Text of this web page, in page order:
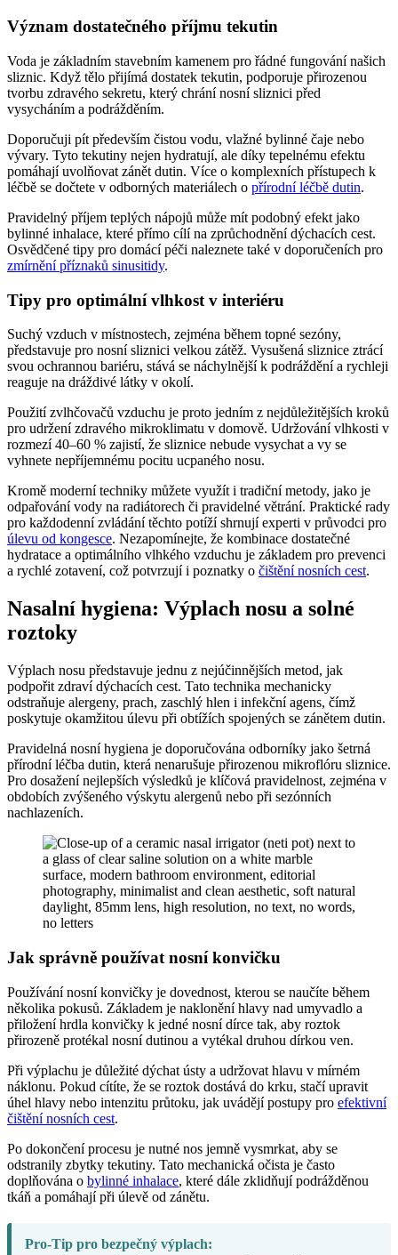
Význam dostatečného příjmu tekutin
Voda je základním stavebním kamenem pro řádné fungování našich
sliznic. Když tělo přijímá dostatek tekutin, podporuje přirozenou
tvorbu zdravého sekretu, který chrání nosní sliznici před
vysycháním a podrážděním.
Doporučuji pít především čistou vodu, vlažné bylinné čaje nebo
vývary. Tyto tekutiny nejen hydratují, ale díky tepelnému efektu
pomáhají uvolňovat zánět dutin. Více o komplexních přístupech k
léčbě se dočtete v odborných materiálech o přírodní léčbě dutin.
Pravidelný příjem teplých nápojů může mít podobný efekt jako
bylinné inhalace, které přímo cílí na zprůchodnění dýchacích cest.
Osvědčené tipy pro domácí péči naleznete také v doporučeních pro
zmírnění příznaků sinusitidy.
Tipy pro optimální vlhkost v interiéru
Suchý vzduch v místnostech, zejména během topné sezóny,
představuje pro nosní sliznici velkou zátěž. Vysušená sliznice ztrácí
svou ochrannou bariéru, stává se náchylnější k podráždění a rychleji
reaguje na dráždivé látky v okolí.
Použití zvlhčovačů vzduchu je proto jedním z nejdůležitějších kroků
pro udržení zdravého mikroklimatu v domově. Udržování vlhkosti v
rozmezí 40–60 % zajistí, že sliznice nebude vysychat a vy se
vyhnete nepříjemnému pocitu ucpaného nosu.
Kromě moderní techniky můžete využít i tradiční metody, jako je
odpařování vody na radiátorech či pravidelné větrání. Praktické rady
pro každodenní zvládání těchto potíží shrnují experti v průvodci pro
úlevu od kongesce. Nezapomínejte, že kombinace dostatečné
hydratace a optimálního vlhkého vzduchu je základem pro prevenci
a rychlé zotavení, což potvrzují i poznatky o čištění nosních cest.
Nasalní hygiena: Výplach nosu a solné
roztoky
Výplach nosu představuje jednu z nejúčinnějších metod, jak
podpořit zdraví dýchacích cest. Tato technika mechanicky
odstraňuje alergeny, prach, zaschlý hlen i infekční agens, čímž
poskytuje okamžitou úlevu při obtížích spojených se zánětem dutin.
Pravidelná nosní hygiena je doporučována odborníky jako šetrná
přírodní léčba dutin, která nenarušuje přirozenou mikroflóru sliznice.
Pro dosažení nejlepších výsledků je klíčová pravidelnost, zejména v
obdobích zvýšeného výskytu alergenů nebo při sezónních
nachlazeních.
Jak správně používat nosní konvičku
Používání nosní konvičky je dovednost, kterou se naučíte během
několika pokusů. Základem je naklonění hlavy nad umyvadlo a
přiložení hrdla konvičky k jedné nosní dírce tak, aby roztok
přirozeně protékal nosní dutinou a vytékal druhou dírkou ven.
Při výplachu je důležité dýchat ústy a udržovat hlavu v mírném
náklonu. Pokud cítíte, že se roztok dostává do krku, stačí upravit
úhel hlavy nebo intenzitu průtoku, jak uvádějí postupy pro efektivní
čištění nosních cest.
Po dokončení procesu je nutné nos jemně vysmrkat, aby se
odstranily zbytky tekutiny. Tato mechanická očista je často
doplňována o bylinné inhalace, které dále zklidňují podrážděnou
tkáň a pomáhají při úlevě od zánětu.
Pro-Tip pro bezpečný výplach: